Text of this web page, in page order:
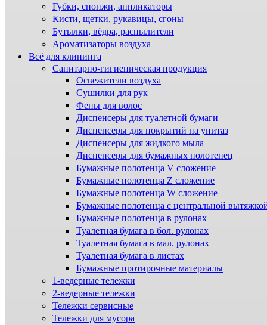
Губки, спонжи, аппликаторы
Кисти, щетки, рукавицы, сгоны
Бутылки, вёдра, распылители
Ароматизаторы воздуха
Всё для клининга
Санитарно-гигиеническая продукция
Освежители воздуха
Сушилки для рук
Фены для волос
Диспенсеры для туалетной бумаги
Диспенсеры для покрытий на унитаз
Диспенсеры для жидкого мыла
Диспенсеры для бумажных полотенец
Бумажные полотенца V сложение
Бумажные полотенца Z сложение
Бумажные полотенца W сложение
Бумажные полотенца с центральной
Бумажные полотенца в рулонах
Туалетная бумага в бол. рулонах
Туалетная бумага в мал. рулонах
Туалетная бумага в листах
Бумажные протирочные материалы
1-ведерные тележки
2-ведерные тележки
Тележки сервисные
Тележки для мусора